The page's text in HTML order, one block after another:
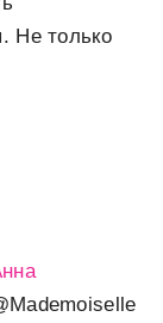
Не только